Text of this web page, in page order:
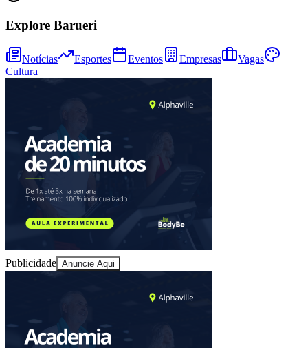
Ceará
Explore Barueri
Notícias Esportes Eventos Empresas
Vagas
Cultura
Publicidade Anuncie Aqui